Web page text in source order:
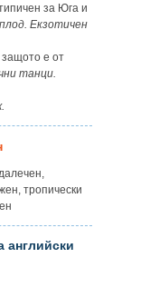
за Юга и
Екзотичен
защото е от
танци.
тропически
английски